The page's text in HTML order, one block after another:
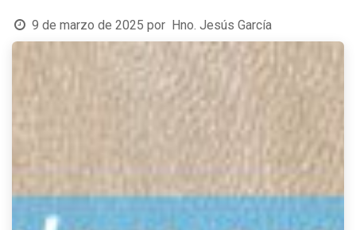
9 de marzo de 2025 por Hno. Jesús García